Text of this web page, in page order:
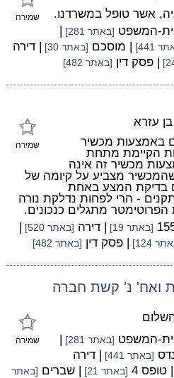
שמירה
אשר טופל במשרדנו.
המשפט [באתר 281]
|
441] | מוסכם [באתר 30] | דירה
| פסק דין [באתר 482]
שמירה
עזרא
באמצעות מכשיר
הקיימת מתחת
מכשיר זה אינה
מצביע על קיומה של
בדיקת המצע באחת
- הרי לפחות נדלקת נורה
מתגלים כנכונים.
[באתר 19] | דירה [באתר 520]
|
124] | פסק דין [באתר 482]
12-18, שרת ואח' נ' קשת חברה
שמירה המשפט [באתר 281]
|
[באתר 441] | דירה
| טופס 4 [באתר 21] | שברים [באתר